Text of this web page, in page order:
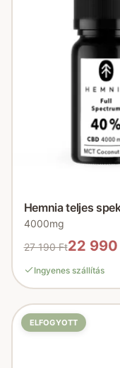
Hemnia teljes
4000mg
27 190 Ft22 990
Ingyenes szállítás
ELFOGYOTT